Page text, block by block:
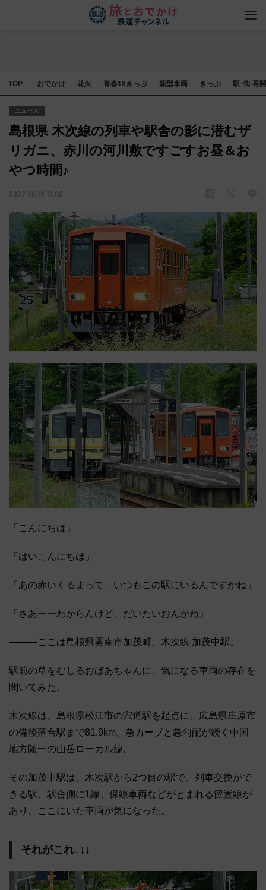
TOP おでかけ 花火 青春18きっぷ 新型車両 きっぷ 駅･街 再
ニュース
島根県 木次線の列車や駅舎の影に潜むザ
リガニ、赤川の河川敷ですごすお昼＆お
やつ時間♪
2022.06.18 17:06
「こんにちは」
「はいこんにちは」
「あの赤いくるまって、いつもこの駅にいるんですかね」
「さあーーわからんけど、だいたいおんがね」
―――ここは島根県雲南市加茂町、木次線 加茂中駅。
駅前の草をむしるおばあちゃんに、気になる車両の存在を
聞いてみた。
木次線は、島根県松江市の宍道駅を起点に、広島県庄原市
の備後落合駅まで81.9km、急カーブと急勾配が続く中国
地方随一の山岳ローカル線。
その加茂中駅は、木次駅から2つ目の駅で、列車交換がで
きる駅。駅舎側に1線、保線車両などがとまれる留置線が
あり、ここにいた車両が気になった。
それがこれ↓↓↓